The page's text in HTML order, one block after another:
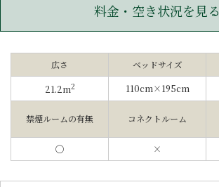
料金・空き状況を見る
広さ ベッドサイズ
21.2m2 110cm×195cm
禁煙ルームの有無 コネクトルーム
◯
×